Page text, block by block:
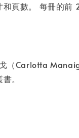
頁數。 每冊的前
（Carlotta
。